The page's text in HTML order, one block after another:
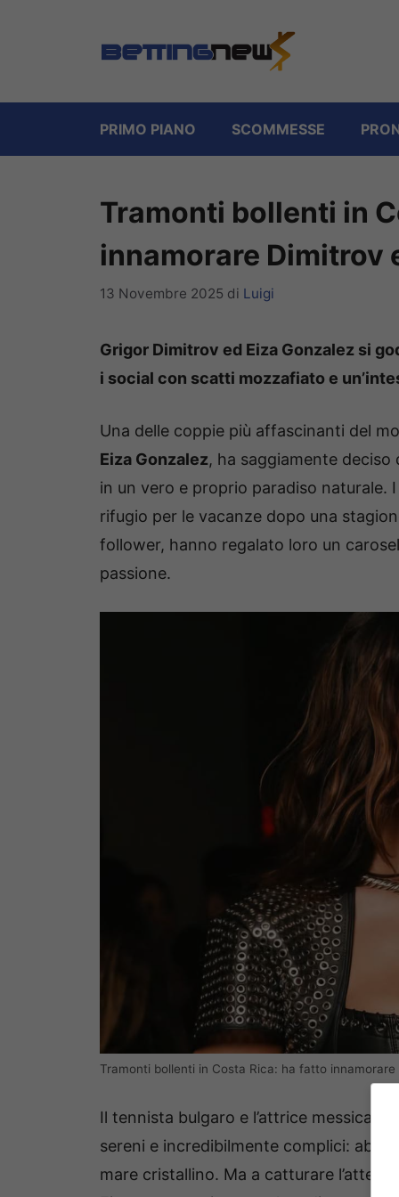
PRIMO PIANO SCOMMESSE
Tramonti bollenti in
innamorare Dimitrov
13 Novembre 2025 di Luigi
Grigor Dimitrov ed Eiza Gonzalez si
i social con scatti mozzafiato e
Una delle coppie più affascinanti del
Eiza Gonzalez, ha saggiamente deciso
in un vero e proprio paradiso naturale.
rifugio per le vacanze dopo una
follower, hanno regalato loro un
passione.
Tramonti bollenti in Costa Rica: ha fatto
Il tennista bulgaro e l’attrice
sereni e incredibilmente complici:
mare cristallino. Ma a catturare